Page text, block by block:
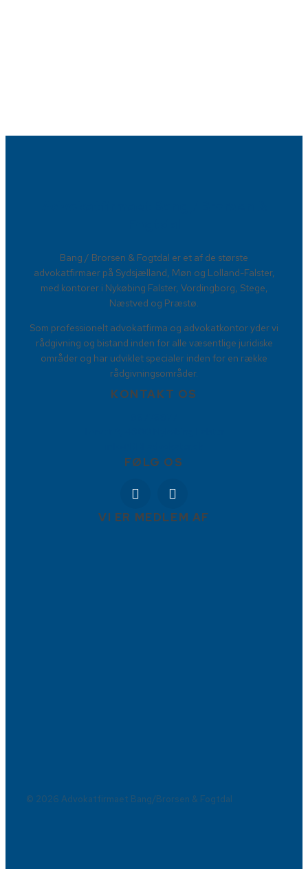
​Bang / Brorsen & Fogtdal er et af de største
advokatfirmaer på Sydsjælland, Møn og Lolland-Falster,
med kontorer i Nykøbing Falster, Vordingborg, Stege,
Næstved og Præstø.
Som professionelt advokatfirma og advokatkontor yder vi
rådgivning og bistand inden for alle væsentlige juridiske
områder og har udviklet specialer inden for en række
rådgivningsområder.
KONTAKT OS
FØLG OS
VI ER MEDLEM AF
© 2026 Advokatfirmaet Bang/Brorsen & Fogtdal